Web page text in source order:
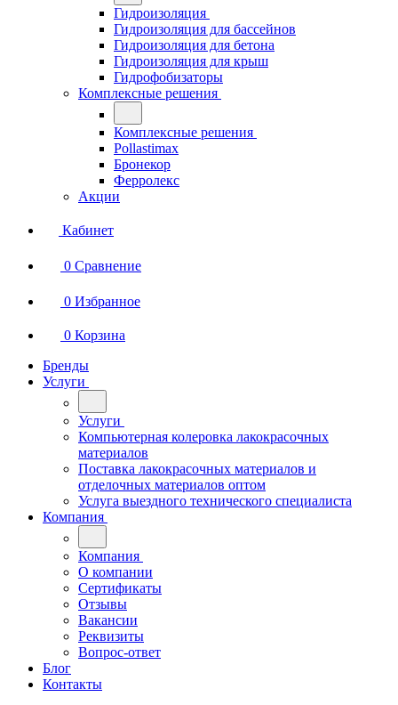
Гидроизоляция
Гидроизоляция для бассейнов
Гидроизоляция для бетона
Гидроизоляция для крыш
Гидрофобизаторы
Комплексные решения
Комплексные решения
Pollastimax
Бронекор
Ферролекс
Акции
Кабинет
0 Сравнение
0 Избранное
0 Корзина
Бренды
Услуги
Услуги
Компьютерная колеровка лакокрасочных
материалов
Поставка лакокрасочных материалов и
отделочных материалов оптом
Услуга выездного технического специалиста
Компания
Компания
О компании
Сертификаты
Отзывы
Вакансии
Реквизиты
Вопрос-ответ
Блог
Контакты